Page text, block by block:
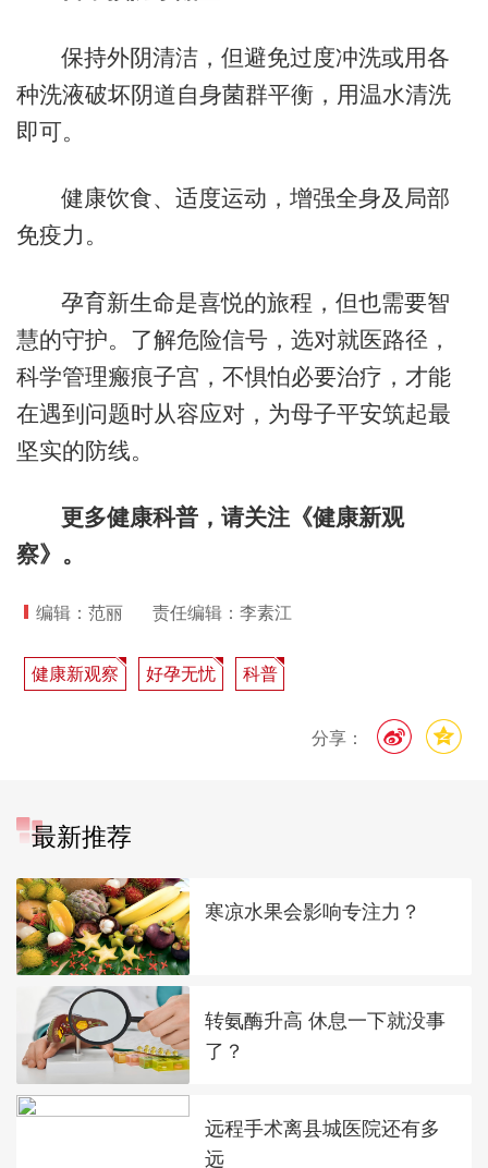
保持外阴清洁，但避免过度冲洗或用各
种洗液破坏阴道自身菌群平衡，用温水清洗
即可。
健康饮食、适度运动，增强全身及局部
免疫力。
孕育新生命是喜悦的旅程，但也需要智
慧的守护。了解危险信号，选对就医路径，
科学管理瘢痕子宫，不惧怕必要治疗，才能
在遇到问题时从容应对，为母子平安筑起最
坚实的防线。
更多健康科普，请关注《健康新观
察》。
编辑：范丽 责任编辑：李素江
健康新观察 好孕无忧 科普
分享：
最新推荐
寒凉水果会影响专注力？
转氨酶升高 休息一下就没事
了？
远程手术离县城医院还有多
远